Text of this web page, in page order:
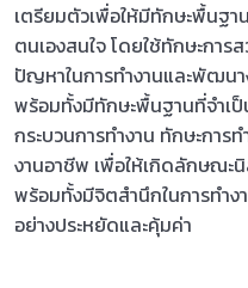
เตรียมตัวเพื่อให้มีทักษะพื้นฐ
ตนเองสนใจ โดยใช้ทักษะการ
ปัญหาในการทำงานและพัฒน
พร้อมทั้งมีทักษะพื้นฐานที่จำเ
กระบวนการทำงาน ทักษะการ
งานอาชีพ เพื่อให้เกิดลักษณะ
พร้อมทั้งมีจิตสำนึกในการทำง
อย่างประหยัดและคุ้มค่า